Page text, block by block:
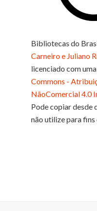
Bibliotecas do
Carneiro e Juliano
licenciado com
Commons -
NãoComercial 4.0
Pode copiar desde
não utilize para